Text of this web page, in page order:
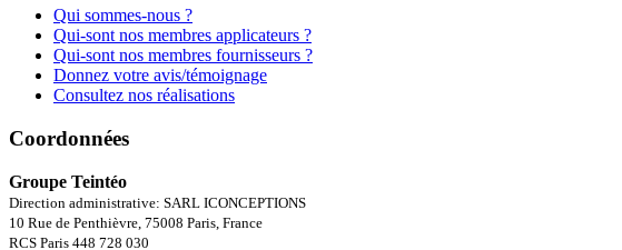
Qui sommes-nous ?
Qui-sont nos membres applicateurs ?
Qui-sont nos membres fournisseurs ?
Donnez votre avis/témoignage
Consultez nos réalisations
Coordonnées
Groupe Teintéo
Direction administrative: SARL ICONCEPTIONS
10 Rue de Penthièvre, 75008 Paris, France
RCS Paris 448 728 030